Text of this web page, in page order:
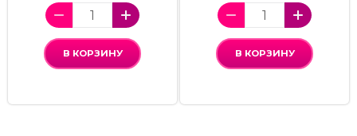
В КОРЗИНУ В КОРЗИНУ